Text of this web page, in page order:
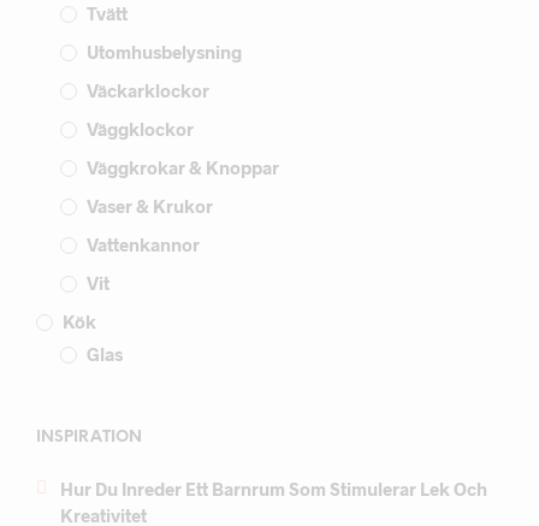
Tvätt
Utomhusbelysning
Väckarklockor
Väggklockor
Väggkrokar & Knoppar
Vaser & Krukor
Vattenkannor
Vit
Kök
Glas
INSPIRATION
Hur Du Inreder Ett Barnrum Som Stimulerar Lek Och
Kreativitet